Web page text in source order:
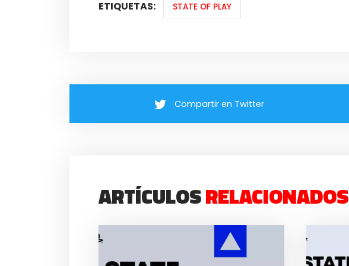
ETIQUETAS: STATE OF PLAY
Compartir en Twitter
ARTÍCULOSRELACIONADOS